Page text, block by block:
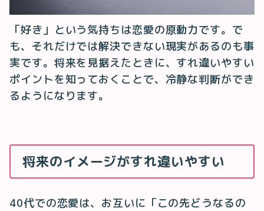
「好き」という気持ちは恋愛の原動力です。で
も、それだけでは解決できない現実があるのも事
実です。将来を見据えたときに、すれ違いやすい
ポイントを知っておくことで、冷静な判断ができ
るようになります。
将来のイメージがすれ違いやすい
40代での恋愛は、お互いに「この先どうなるの